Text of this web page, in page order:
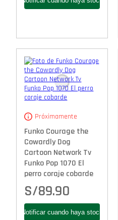
Próximamente
Funko Courage the
Cowardly Dog
Cartoon Network Tv
Funko Pop 1070 El
perro coraje cobarde
S/89.90